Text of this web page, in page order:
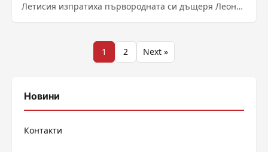
Летисия изпратиха първородната си дъщеря Леонор
публикациите
1 2 Next »
Новини
Контакти